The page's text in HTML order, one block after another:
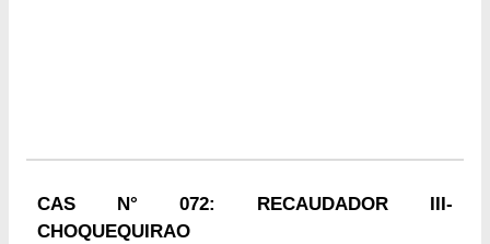
CAS N° 072: RECAUDADOR III-
CHOQUEQUIRAO